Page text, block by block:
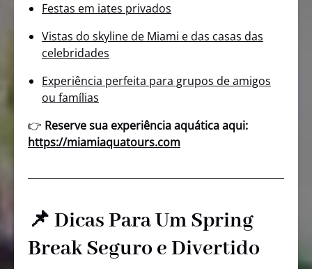
Festas em iates privados
Vistas do skyline de Miami e das casas das
celebridades
Experiência perfeita para grupos de amigos
ou famílias
👉 Reserve sua experiência aquática aqui:
https://miamiaquatours.com
📌 Dicas Para Um Spring
Break Seguro e Divertido